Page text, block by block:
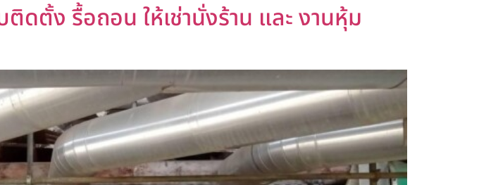
ตั้ง รื้อถอน ให้เช่านั่งร้าน และ งานหุ้ม